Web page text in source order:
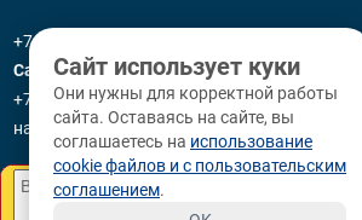
+7 (800) 505-91-11
Санкт-Петербург
+7 (812) 336-92-64
наб. р. Фонтанки, д. 59
Сайт использует куки
Они нужны для корректной работы
сайта. Оставаясь на сайте, вы
соглашаетесь на использование
cookie файлов и с пользовательским
соглашением.